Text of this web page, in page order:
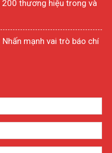
200 thương hiệu trong và
mạnh vai trò báo chí